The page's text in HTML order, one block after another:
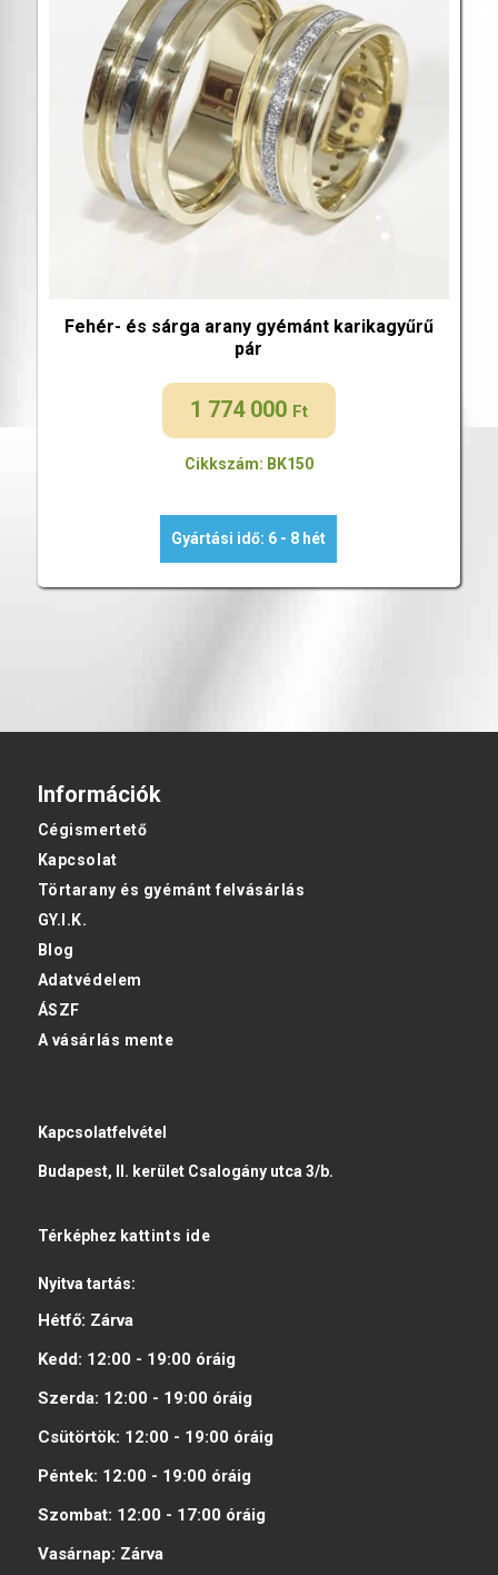
Fehér- és sárga arany gyémánt karikagyűrű
pár
1 774 000 Ft
Cikkszám: BK150
Gyártási idő: 6 - 8 hét
Információk
Cégismertető
Kapcsolat
Törtarany és gyémánt felvásárlás
GY.I.K.
Blog
Adatvédelem
ÁSZF
A vásárlás mente
Kapcsolatfelvétel
Budapest, II. kerület Csalogány utca 3/b.
Térképhez kattints ide
Nyitva tartás:
Hétfő: Zárva
Kedd: 12:00 - 19:00 óráig
Szerda: 12:00 - 19:00 óráig
Csütörtök: 12:00 - 19:00 óráig
Péntek: 12:00 - 19:00 óráig
Szombat: 12:00 - 17:00 óráig
Vasárnap: Zárva